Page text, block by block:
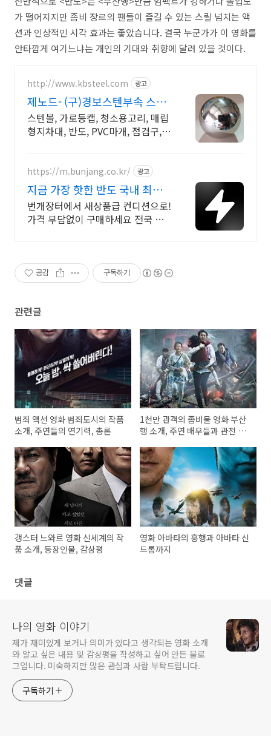
가 떨어지지만 좀비 장르의 팬들이 즐길 수 있는 스릴 넘치는 액
션과 인상적인 시각 효과는 좋았습니다. 결국 누군가가 이 영화를
안타깝게 여기느냐는 개인의 기대와 취향에 달려 있을 것이다.
http://www.kbsteel.com 광고
제노드- (구)경보스텐부속 스텐
레이저가공 절곡
스텐볼, 가로등캡, 청소용고리, 매립
형지차대, 반도, PVC마개, 점검구,
전국무료 상담견적
https://m.bunjang.co.kr/ 광고
지금 가장 핫한 반도 국내 최대
브랜드 중고거래
번개장터에서 새상품급 컨디션으로!
가격 부담없이 구매하세요 전국 각
공감 구독하기
관련글
범죄 액션 영화 범죄도시의 작품
소개, 주연들의 연기력, 총론
1천만 관객의 좀비물 영화 부산
행 소개, 주연 배우들과 관전 포
갱스터 느와르 영화 신세계의 작
품 소개, 등장인물, 감상평
영화 아바타의 흥행과 아바타 신
드롬까지
댓글
나의 영화 이야기
제가 재미있게 보거나 의미가 있다고 생각되는 영화 소개
와 알고 싶은 내용 및 감상평을 작성하고 싶어 만든 블로
그입니다. 미숙하지만 많은 관심과 사람 부탁드립니다.
구독하기